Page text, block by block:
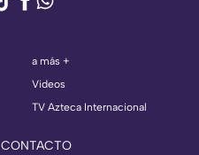
a más +
Videos
TV Azteca Internacional
CONTACTO